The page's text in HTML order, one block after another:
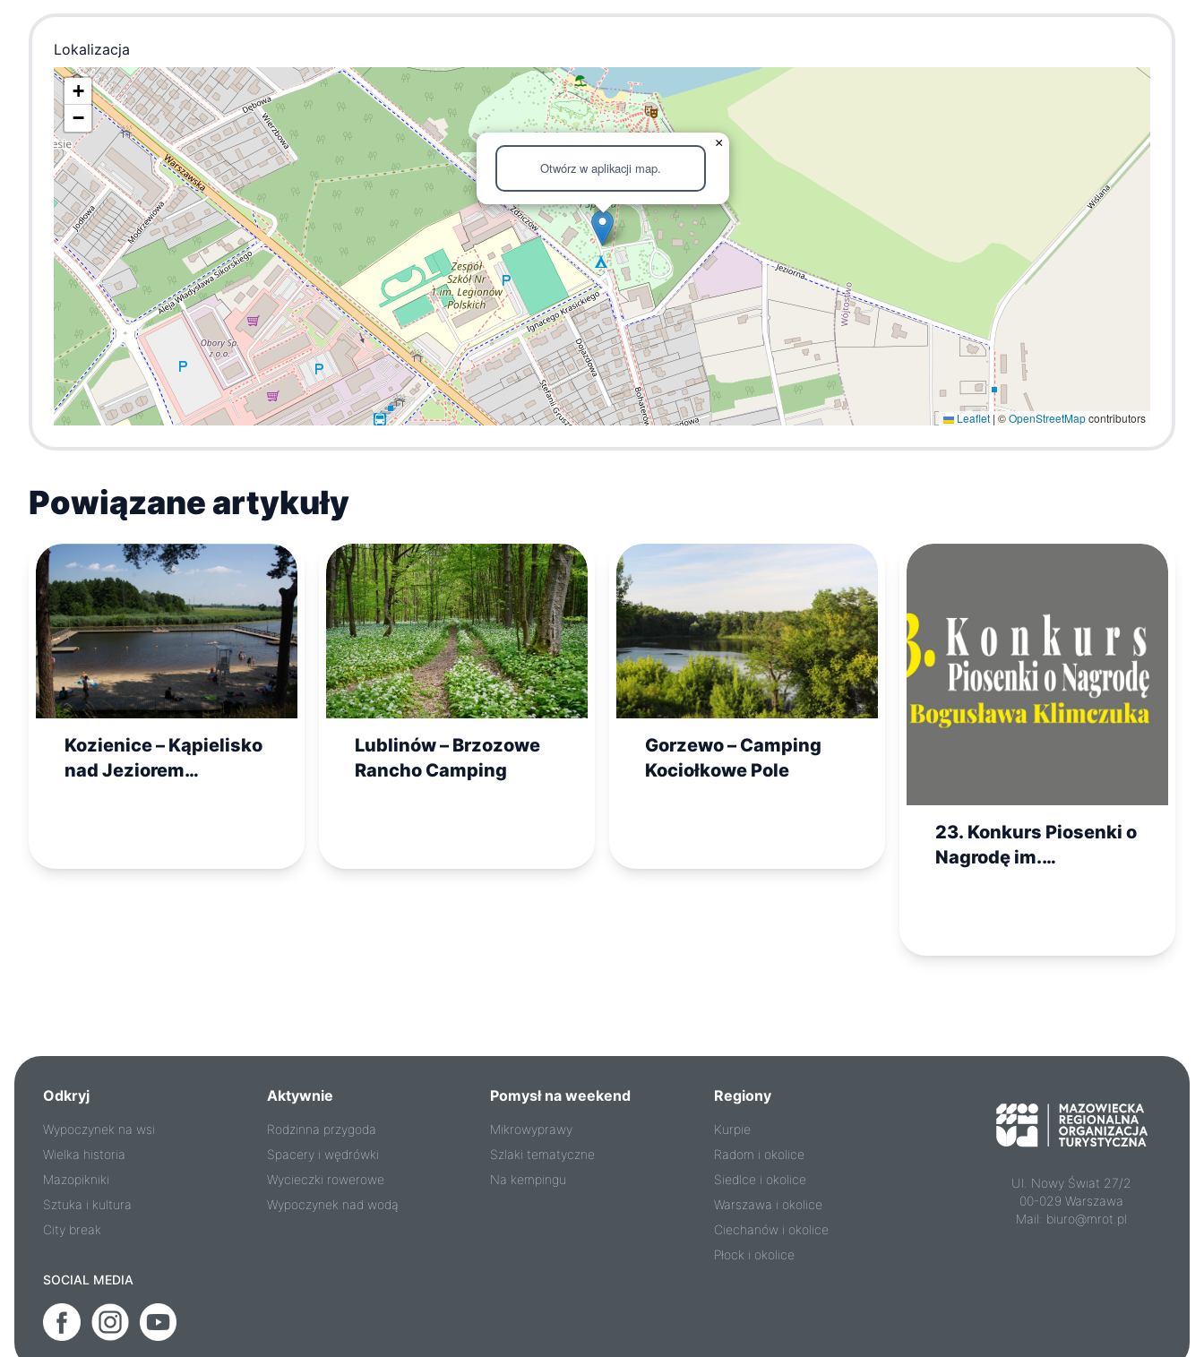
Lokalizacja
Otwórz w aplikacji map.
×
+
−
Leaflet |©OpenStreetMapcontributors
Powiązane artykuły
Kozienice – Kąpielisko
nad Jeziorem
Lublinów – Brzozowe
Rancho Camping
Gorzewo – Camping
Kociołkowe Pole
23. Konkurs Piosenki o
Nagrodę im.
Odkryj
Wypoczynek na wsi
Wielka historia
Mazopikniki
Sztuka i kultura
City break
Aktywnie
Rodzinna przygoda
Spacery i wędrówki
Wycieczki rowerowe
Wypoczynek nad wodą
Pomysł na weekend
Mikrowyprawy
Szlaki tematyczne
Na kempingu
Regiony
Kurpie
Radom i okolice
Siedlce i okolice
Warszawa i okolice
Ciechanów i okolice
Płock i okolice
Ul. Nowy Świat 27/2
00-029 Warszawa
Mail: biuro@mrot.pl
SOCIAL MEDIA